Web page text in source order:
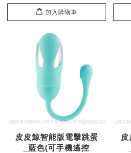
加入購物車
皮皮鯨智能版電擊跳蛋
_藍色(可手機遙控